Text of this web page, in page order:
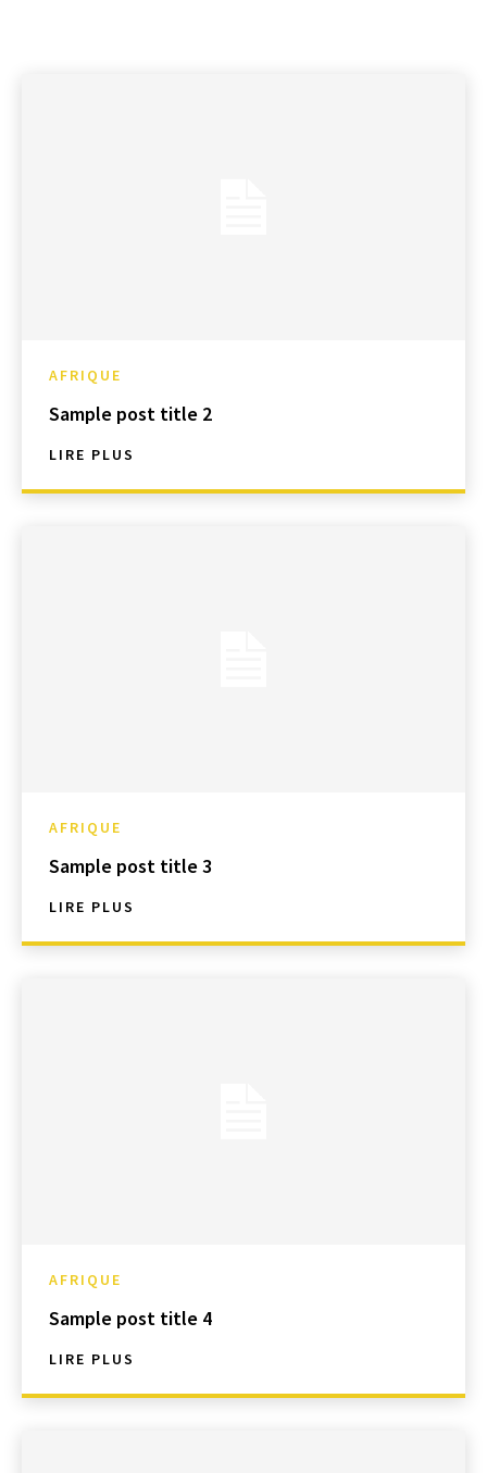
AFRIQUE
Sample post title 2
LIRE PLUS
AFRIQUE
Sample post title 3
LIRE PLUS
AFRIQUE
Sample post title 4
LIRE PLUS